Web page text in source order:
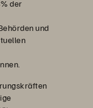
der
und